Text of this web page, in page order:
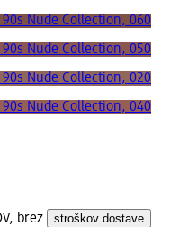
Nude Collection, 060
Nude Collection, 050
Nude Collection, 020
Nude Collection, 040
brez stroškov dostave